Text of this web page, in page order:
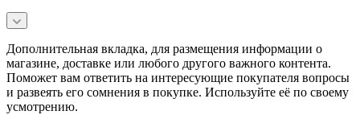
Дополнительная вкладка, для размещения информации о
магазине, доставке или любого другого важного контента.
Поможет вам ответить на интересующие покупателя вопросы
и развеять его сомнения в покупке. Используйте её по своему
усмотрению.